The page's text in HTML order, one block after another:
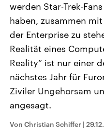
Landtagswahl Sachsen-
2026
Alle Informationen
Sachsen-Anhalt wählt am 6.
September 2026 einen
Landtag. Seit 2021 wird das
Bundesland von einer
CDU, SPD und FDP regiert.-
Umfragen, Prognosen,
Wahlprogramme, aktuelle
und Hintergründe zu den
und Kandidaten der
Wahl.
Sendungen
werden Star-Trek-
haben, zusammen
der Enterprise zu
Realität eines
Reality“ ist nur einer
nächstes Jahr für
Ziviler Ungehorsam
angesagt.
Von Christian Schiffer |